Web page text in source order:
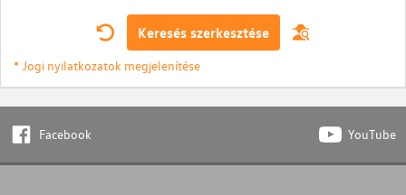
Keresés szerkesztése
* Jogi nyilatkozatok megjelenítése
Facebook YouTube